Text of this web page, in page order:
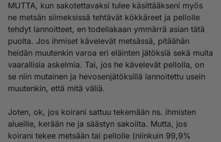
MUTTA, kun sakotettavaksi tulee käsittääkseni myös
ne metsän siimeksissä tehtävät kökkäreet ja pellolle
tehdyt lannoitteet, en todellakaan ymmärrä asian tätä
puolta. Jos ihmiset kävelevät metsässä, pitäähän
heidän muutenkin varoa eri eläinten jätöksiä sekä muita
vaarallisia askelmia. Tai, jos he kävelevät pellolla, on
se niin mutainen ja hevosenjätöksillä lannoitettu usein
muutenkin, että mitä väliä.
Joten, ok, jos koirani sattuu tekemään ns. ihmisten
alueille, kerään ne ja säästyn sakoilta. Mutta, jos
koirani tekee metsään tai pellolle (niinkuin 99,9%